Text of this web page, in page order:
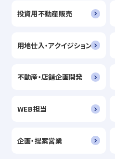
投資用不動産販売
用地仕入・アクイジション
不動産・店舗企画開発
WEB担当
企画・提案営業